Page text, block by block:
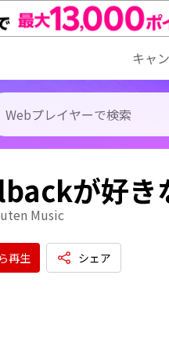
キャ
が好き
Music
再生 シェア